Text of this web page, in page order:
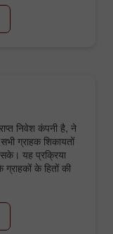
निवेश कंपनी है, ने
ग्राहक शिकायतों
सके। यह प्रक्रिया
ग्राहकों के हितों की